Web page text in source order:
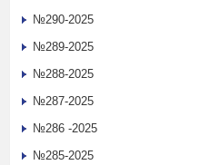
№290-2025
№289-2025
№288-2025
№287-2025
№286 -2025
№285-2025